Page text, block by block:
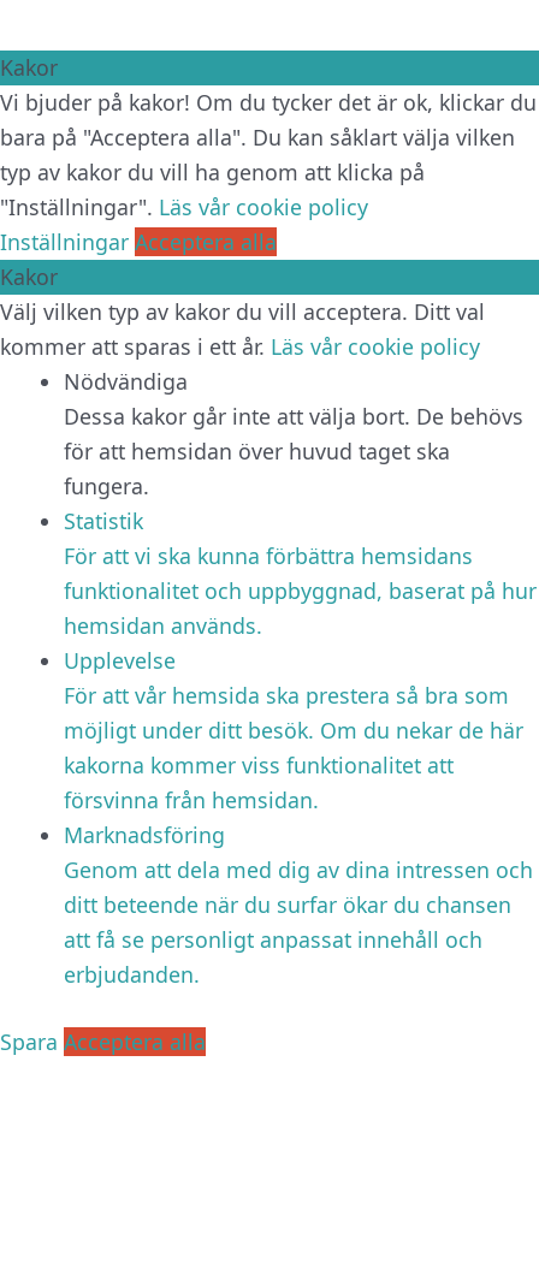
Kakor
Vi bjuder på kakor! Om du tycker det är ok, klickar du
bara på "Acceptera alla". Du kan såklart välja vilken
typ av kakor du vill ha genom att klicka på
"Inställningar". Läs vår cookie policy
Inställningar Acceptera alla
Kakor
Välj vilken typ av kakor du vill acceptera. Ditt val
kommer att sparas i ett år. Läs vår cookie policy
Nödvändiga
Dessa kakor går inte att välja bort. De behövs
för att hemsidan över huvud taget ska
fungera.
Statistik
För att vi ska kunna förbättra hemsidans
funktionalitet och uppbyggnad, baserat på hur
hemsidan används.
Upplevelse
För att vår hemsida ska prestera så bra som
möjligt under ditt besök. Om du nekar de här
kakorna kommer viss funktionalitet att
försvinna från hemsidan.
Marknadsföring
Genom att dela med dig av dina intressen och
ditt beteende när du surfar ökar du chansen
att få se personligt anpassat innehåll och
erbjudanden.
Spara Acceptera alla